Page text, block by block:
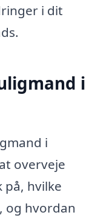
i dit
i
i
overveje
på, hvilke
og hvordan